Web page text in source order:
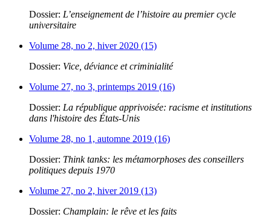
Dossier: L’enseignement de l’histoire au premier cycle
universitaire
Volume 28, no 2, hiver 2020 (15)
Dossier: Vice, déviance et criminialité
Volume 27, no 3, printemps 2019 (16)
Dossier: La république apprivoisée: racisme et institutions
dans l'histoire des États-Unis
Volume 28, no 1, automne 2019 (16)
Dossier: Think tanks: les métamorphoses des conseillers
politiques depuis 1970
Volume 27, no 2, hiver 2019 (13)
Dossier: Champlain: le rêve et les faits